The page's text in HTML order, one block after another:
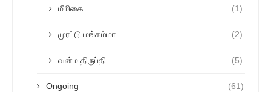
மீமிகை (1)
முரட்டு மங்கம்மா (2)
வன்ம திருப்தி (5)
Ongoing (61)